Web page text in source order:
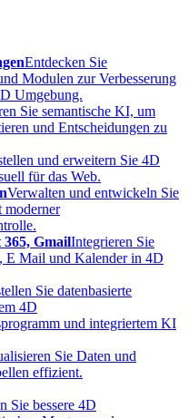
Entdecken Sie
Modulen zur Verbesserung
Umgebung.
Sie semantische KI, um
und Entscheidungen zu
und erweitern Sie 4D
für das Web.
Verwalten und entwickeln Sie
moderner
GmailIntegrieren Sie
E Mail und Kalender in 4D
Sie datenbasierte
4D
und integriertem KI
Sie Daten und
effizient.
Sie bessere 4D